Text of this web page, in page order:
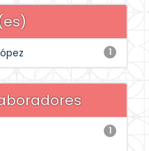
1
1